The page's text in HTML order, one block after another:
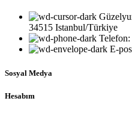
34515 Istanbul/Türkiye
Telefon:
E-
Sosyal Medya
Hesabım